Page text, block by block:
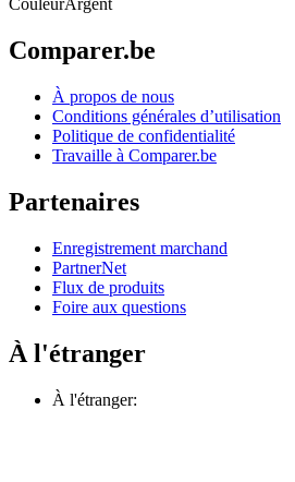
CouleurArgent
Comparer.be
À propos de nous
Conditions générales d’utilisation
Politique de confidentialité
Travaille à Comparer.be
Partenaires
Enregistrement marchand
PartnerNet
Flux de produits
Foire aux questions
À l'étranger
À l'étranger: